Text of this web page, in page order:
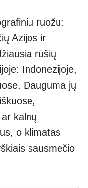
ruožu:
Azijos ir
rūšių
Indonezijoje,
Dauguma jų
kalnų
o klimatas
sausmečio